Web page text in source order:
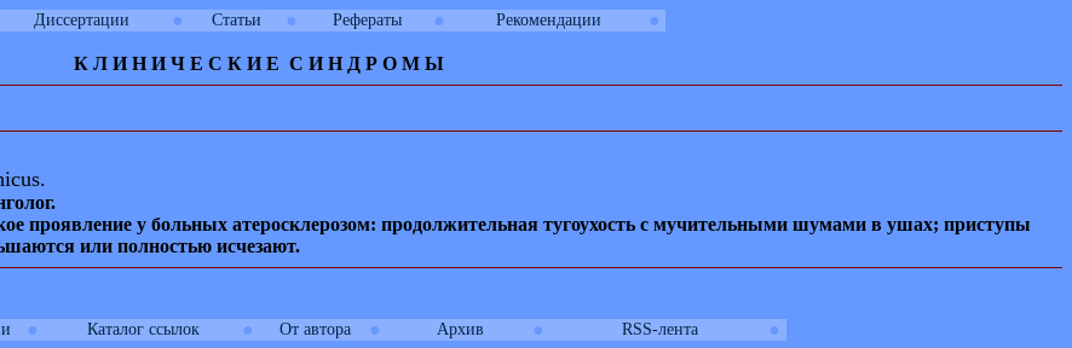
Диссертации ● Статьи ● Рефераты ● Рекомендации ●
К Л И Н И Ч Е С К И Е С И Н Д Р О М Ы
проявление у больных атеросклерозом: продолжительная тугоухость с мучительными шумами в ушах; приступы
или полностью исчезают.
● Каталог ссылок ● От автора ● Архив ● RSS-лента ●